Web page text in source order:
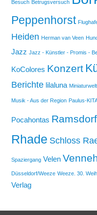
Besuch Betrugsversuch
Peppenhorst
Heiden Herman van Veen
Jazz Jazz - Künstler - Promis -
KoColores Konzert
Berichte lilaluna Miniaturwelt
Musik - Aus der Region Paulus-
Pocahontas Ramsdorf
Rhade Schloss
Spaziergang Velen
Düsseldorf/Weeze Weeze. 30.
Verlag